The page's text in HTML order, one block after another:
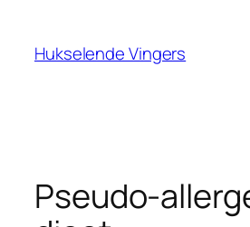
Hukselende Vingers
Pseudo-